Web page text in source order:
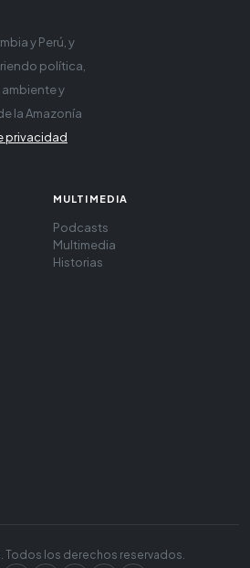
y Perú, y
política,
y
la Amazonía
privacidad
MULTIMEDIA
Podcasts
Multimedia
Historias
Todos los derechos reservados.